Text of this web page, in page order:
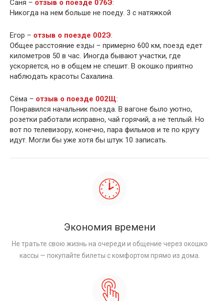
Саня – отзыв о поезде 076Э:
Никогда на нем больше не поеду. 3 с натяжкой
Егор – отзыв о поезде 002Э:
Общее расстояние езды – примерно 600 км, поезд едет
километров 50 в час. Иногда бывают участки, где
ускоряется, но в общем не спешит. В окошко приятно
наблюдать красоты Сахалина.
Сёма – отзыв о поезде 002Щ:
Понравился начальник поезда. В вагоне было уютно,
розетки работали исправно, чай горячий, а не теплый. Но
вот по телевизору, конечно, пара фильмов и те по кругу
идут. Могли бы уже хотя бы штук 10 записать.
Экономия времени
Не тратьте свою жизнь на очереди и общение через окошко
кассы — покупайте билеты с комфортом прямо из дома.